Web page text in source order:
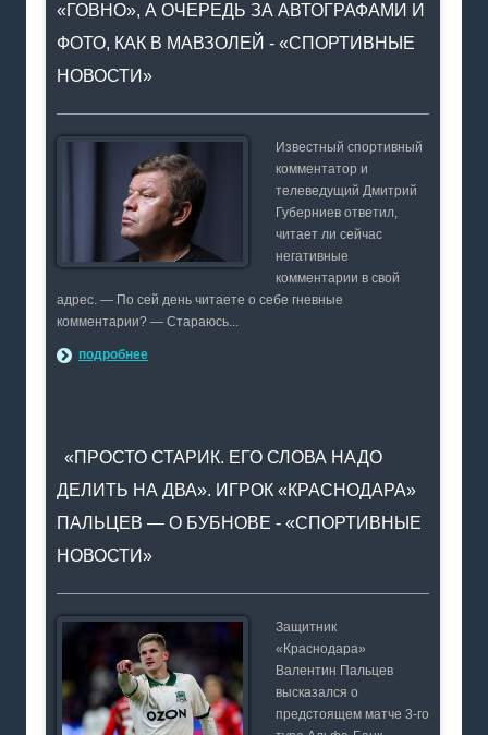
«ГОВНО», А ОЧЕРЕДЬ ЗА АВТОГРАФАМИ И
ФОТО, КАК В МАВЗОЛЕЙ - «СПОРТИВНЫЕ
НОВОСТИ»
Известный спортивный
комментатор и
телеведущий Дмитрий
Губерниев ответил,
читает ли сейчас
негативные
комментарии в свой
адрес. — По сей день читаете о себе гневные
комментарии? — Стараюсь...
подробнее
«ПРОСТО СТАРИК. ЕГО СЛОВА НАДО
ДЕЛИТЬ НА ДВА». ИГРОК «КРАСНОДАРА»
ПАЛЬЦЕВ — О БУБНОВЕ - «СПОРТИВНЫЕ
НОВОСТИ»
Защитник
«Краснодара»
Валентин Пальцев
высказался о
предстоящем матче 3-го